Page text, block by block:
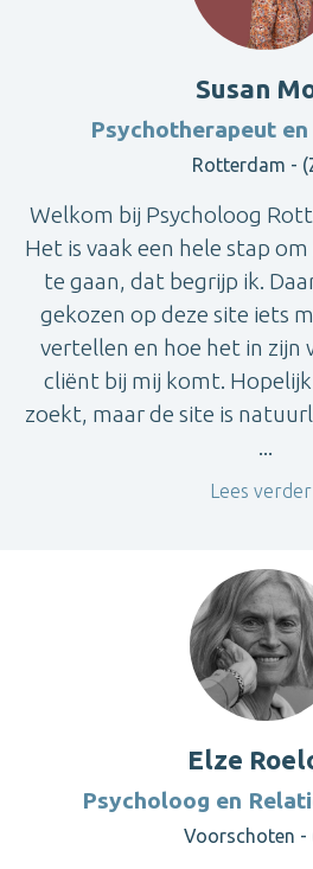
Susan
Psychotherapeut
Rotterdam -
Welkom bij Psycholoog
Het is vaak een hele stap
te gaan, dat begrijp ik.
gekozen op deze site iets
vertellen en hoe het in zijn
cliënt bij mij komt.
zoekt, maar de site is
...
Lees verder
Elze
Psycholoog en
Voorschoten -